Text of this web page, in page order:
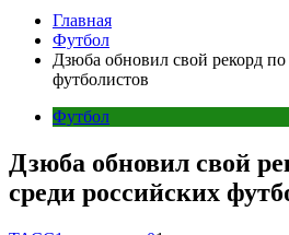
Главная
Футбол
Дзюба обновил свой рекорд
футболистов
Футбол
Дзюба обновил свой
среди российских